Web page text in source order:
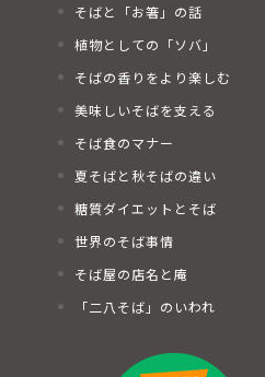
そばと「お箸」の話
植物としての「ソバ」
そばの香りをより楽しむ
美味しいそばを支える
そば食のマナー
夏そばと秋そばの違い
糖質ダイエットとそば
世界のそば事情
そば屋の店名と庵
「二八そば」のいわれ